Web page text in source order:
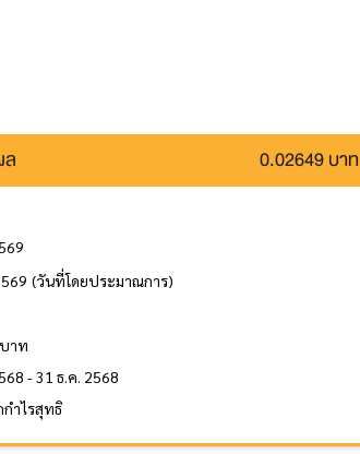
ล 0.02649 บาท
(วันที่โดยประมาณการ)
าท
- 31 ธ.ค. 2568
ำไรสุทธิ